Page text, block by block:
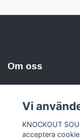
Om oss
Sociala medier
Vi
KNOCKOUT
acceptera